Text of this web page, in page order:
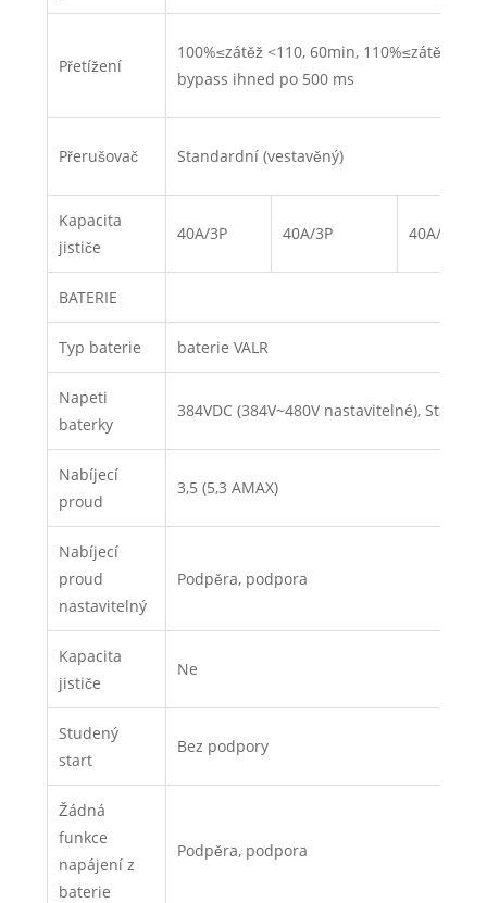
Přetížení
100%≤zátěž <110, 60min,
bypass ihned po 500 ms
Přerušovač Standardní (vestavěný)
Kapacita
jističe
40A/3P 40A/3P 40A/3P
BATERIE
Typ baterie baterie VALR
Napeti
baterky
384VDC (384V~480V nastavitelné),
Nabíjecí
proud
3,5 (5,3 AMAX)
Nabíjecí
proud
nastavitelný
Podpěra, podpora
Kapacita
jističe
Ne
Studený
start
Bez podpory
Žádná
funkce
napájení z
baterie
Podpěra, podpora